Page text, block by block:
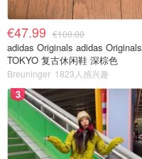
€47.99 €100.00
adidas Originals adidas Originals
TOKYO 复古休闲鞋 深棕色
Breuninger 1823人感兴趣
3